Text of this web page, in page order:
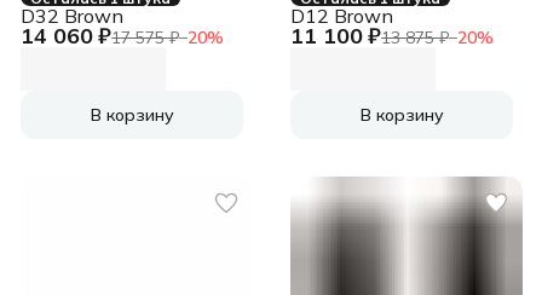
14 060 ₽17 575 ₽−20%
D32 Brown
В корзину
11 100 ₽13 875 ₽−20%
D12 Brown
В корзину